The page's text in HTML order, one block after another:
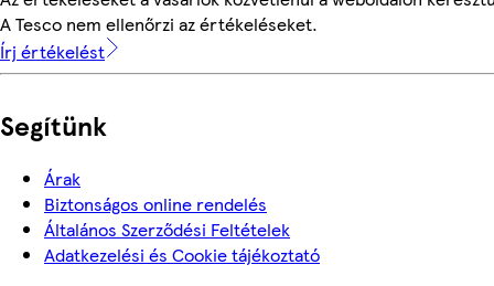
A Tesco nem ellenőrzi az értékeléseket.
Írj értékelést
Segítünk
Árak
Biztonságos online rendelés
Általános Szerződési Feltételek
Adatkezelési és Cookie tájékoztató